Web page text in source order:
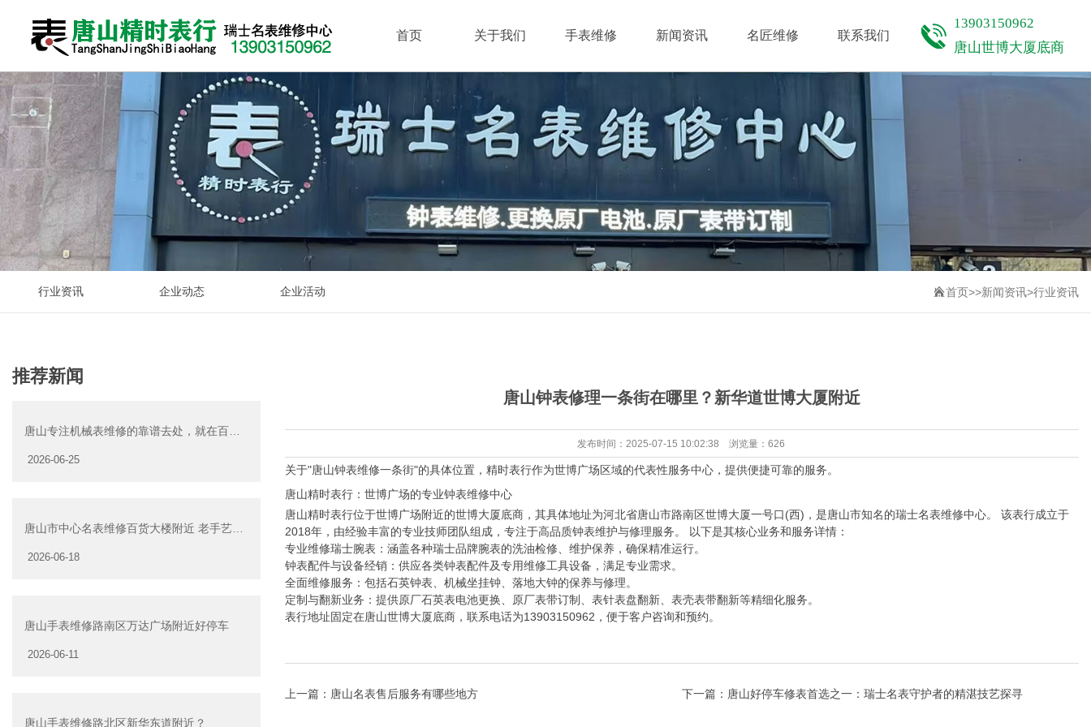
首页 关于我们
关于我们
唐山精时表行：瑞士名表维修中心，钟表维修中心于2018年由
市商业局、市百公司钟表售后维修站退休的几位专业技师组
成。专业维修瑞士品牌各种腕表、洗油检修、维护保养...
精时表行简介
名表维修品牌
唐山钟表维修培训学校|维修技术培训
团队风采
手表维修
手机维修品牌
唐山瑞士名表维修中心手表专业维修瑞士品牌各种腕表、洗油
检修、维护保养。经销各种钟表配件及维修专用工具设备。维
修保养各种石英钟表、机械坐挂钟、落地大钟。原厂石英表电
池更换、原厂表带订制、表针表盘翻新、表壳表带翻新等业
务...
手表维修品牌
手表保养
改手表链
更换电池
新闻资讯
新闻资讯
名表相关新闻资讯，手表品牌大全、名表鉴赏、名人名表、手
表导购、手表学院
查看详情
行业资讯
企业动态
企业活动
名匠维修 联系我们
13903150962
唐山世博大厦底商
行业资讯 企业动态 企业活动 首页>>新闻资讯>行业资讯
推荐新闻
唐山专注机械表维修的靠谱去处，就在百货
2026-06-25
唐山市中心名表维修百货大楼附近 老手艺藏
2026-06-18
唐山手表维修路南区万达广场附近好停车
2026-06-11
唐山手表维修路北区新华东道附近？
唐山钟表修理一条街在哪里？新华道世博大厦附近
发布时间：2025-07-15 10:02:38 浏览量：626
关于"唐山钟表维修一条街"的具体位置，精时表行作为世博广场区域的代表性服务中心，提供便捷可靠的服务。
唐山精时表行：世博广场的专业钟表维修中心
唐山精时表行位于世博广场附近的世博大厦底商，其具体地址为河北省唐山市路南区世博大厦一号口(西)，是唐山市知名的瑞士名表维修中心。‌ 该表行成立于
2018年，由经验丰富的专业技师团队组成，专注于高品质钟表维护与修理服务。‌ 以下是其核心业务和服务详情：
‌专业维修瑞士腕表‌：涵盖各种瑞士品牌腕表的洗油检修、维护保养，确保精准运行。‌
‌钟表配件与设备经销‌：供应各类钟表配件及专用维修工具设备，满足专业需求。‌
‌全面维修服务‌：包括石英钟表、机械坐挂钟、落地大钟的保养与修理。‌
‌定制与翻新业务‌：提供原厂石英表电池更换、原厂表带订制、表针表盘翻新、表壳表带翻新等精细化服务。
表行地址固定在唐山世博大厦底商，联系电话为13903150962，便于客户咨询和预约。‌
上一篇： 唐山名表售后服务有哪些地方 下一篇： 唐山好停车修表首选之一：瑞士名表守护者的精湛技艺‌探寻